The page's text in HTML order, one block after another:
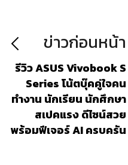
ข่าวก่อนหน้า
รีวิว ASUS Vivobook S
Series โน้ตบุ๊คคู่ใจคน
ทำงาน นักเรียน นักศึกษา
สเปคแรง ดีไซน์สวย
พร้อมฟีเจอร์ AI ครบครัน